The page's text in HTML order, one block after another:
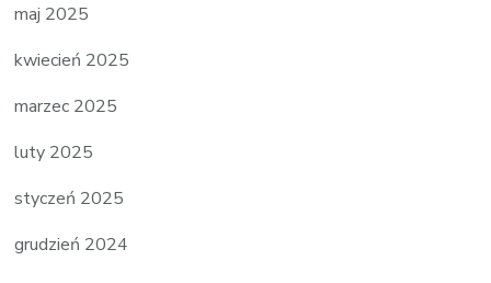
maj 2025
kwiecień 2025
marzec 2025
luty 2025
styczeń 2025
grudzień 2024